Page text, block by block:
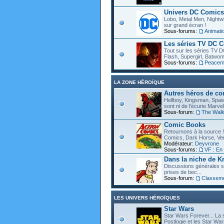
Univers DC Comics
Lobo, Metal Men,
sur grand écran !
Sous-forums:
Les séries TV DC
Tout sur les séries TV
Flash, Supergirl,
Sous-forums:
LA ZONE HÉROÏQUE
Autres héros de
Hellboy, Kingsman,
sont ni de l'écurie
Sous-forum:
The
Comic Books
Retournons à la source
Comics, Dark Horse,
Modérateur: Deyvrone
Sous-forums:
VF : En
Dans la niche de
Discussions générales
prises de bec...
Sous-forum:
LES UNIVERS HÉROÏQUES
Star Wars
Star Wars Forever... La
Postlogie et les Star